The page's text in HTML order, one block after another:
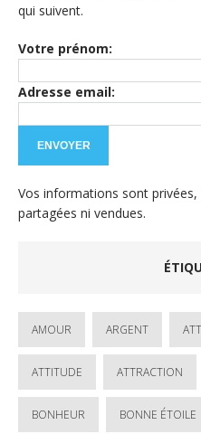
qui suivent.
Votre prénom:
Adresse email:
Vos informations sont privées,
partagées ni vendues.
AMOUR ARGENT
ATTITUDE ATTRACTION
BONHEUR BONNE ÉTOILE